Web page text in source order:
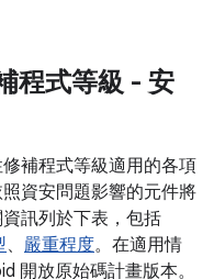
程式等級 - 安
補程式等級適用的各項
資安問題影響的元件將
訊列於下表，包括
、 嚴重程度。在適用情
開放原始碼計畫版本。